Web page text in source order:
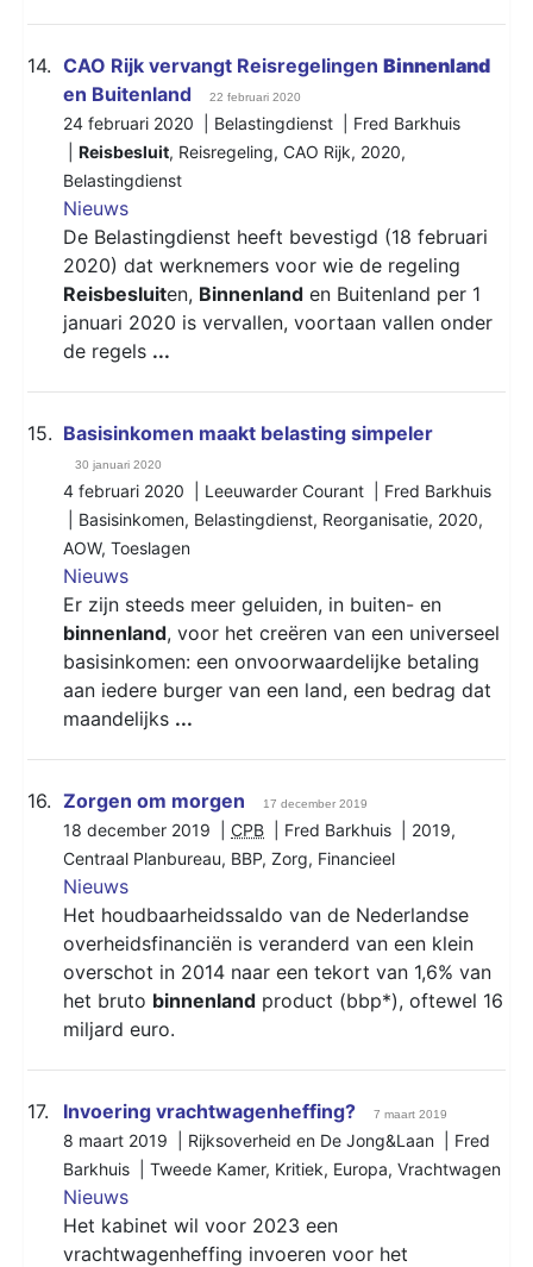
14. CAO Rijk vervangt Reisregelingen Binnenland
en Buitenland
22 februari 2020
24 februari 2020 | Belastingdienst | Fred Barkhuis
Reisbesluit, Reisregeling, CAO Rijk, 2020,
Belastingdienst
Nieuws
De Belastingdienst heeft bevestigd (18 februari
2020) dat werknemers voor wie de regeling
Reisbesluiten, Binnenland en Buitenland per 1
januari 2020 is vervallen, voortaan vallen onder
de regels ...
15. Basisinkomen maakt belasting simpeler
30 januari 2020
4 februari 2020 | Leeuwarder Courant | Fred Barkhuis
Basisinkomen, Belastingdienst, Reorganisatie, 2020,
AOW, Toeslagen
Nieuws
Er zijn steeds meer geluiden, in buiten- en
binnenland, voor het creëren van een universeel
basisinkomen: een onvoorwaardelijke betaling
aan iedere burger van een land, een bedrag dat
maandelijks ...
16. Zorgen om morgen 17 december 2019
18 december 2019 | CPB | Fred Barkhuis | 2019,
Centraal Planbureau, BBP, Zorg, Financieel
Nieuws
Het houdbaarheidssaldo van de Nederlandse
overheidsfinanciën is veranderd van een klein
overschot in 2014 naar een tekort van 1,6% van
het bruto binnenland product (bbp*), oftewel 16
miljard euro.
17. Invoering vrachtwagenheffing? 7 maart 2019
8 maart 2019 | Rijksoverheid en De Jong&Laan | Fred
Barkhuis | Tweede Kamer, Kritiek, Europa, Vrachtwagen
Nieuws
Het kabinet wil voor 2023 een
vrachtwagenheffing invoeren voor het